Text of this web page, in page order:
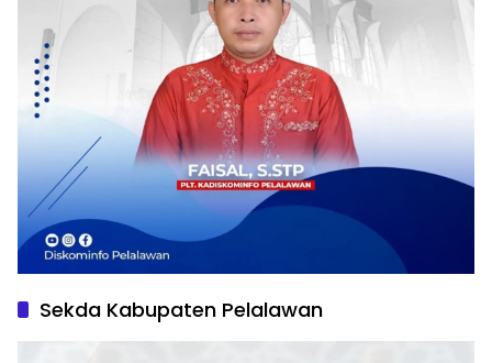
Sekda Kabupaten Pelalawan